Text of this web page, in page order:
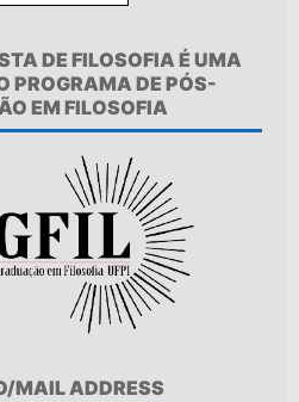
DE FILOSOFIA É UMA
PROGRAMA DE PÓS-
EM FILOSOFIA
MAIL ADDRESS